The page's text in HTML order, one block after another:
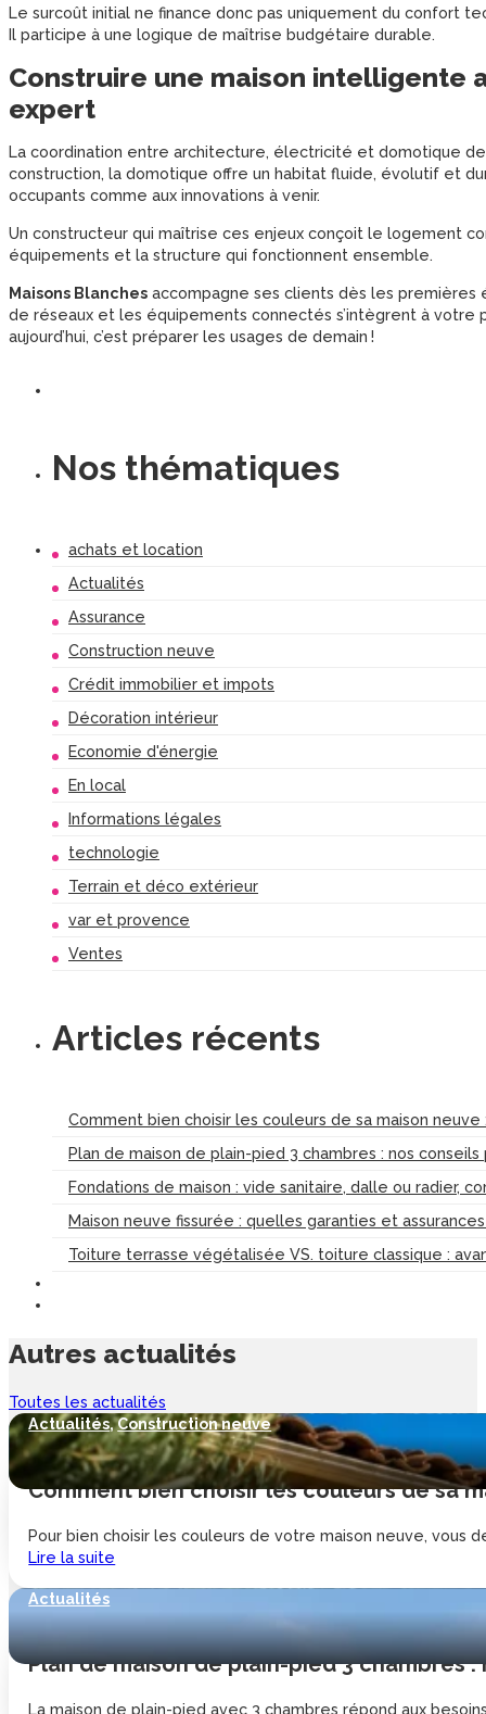
Le surcoût initial ne finance donc pas uniquement du confort
Il participe à une logique de maîtrise budgétaire durable.
Construire une maison intelligente
expert
La coordination entre architecture, électricité et domotique
construction, la domotique offre un habitat fluide, évolutif et
occupants comme aux innovations à venir.
Un constructeur qui maîtrise ces enjeux conçoit le logement
équipements et la structure qui fonctionnent ensemble.
Maisons Blanches accompagne ses clients dès les premières
de réseaux et les équipements connectés s’intègrent à votre
aujourd’hui, c’est préparer les usages de demain !
Nos thématiques
achats et location
Actualités
Assurance
Construction neuve
Crédit immobilier et impots
Décoration intérieur
Economie d'énergie
En local
Informations légales
technologie
Terrain et déco extérieur
var et provence
Ventes
Articles récents
Comment bien choisir les couleurs de sa maison
Plan de maison de plain-pied 3 chambres : nos
Fondations de maison : vide sanitaire, dalle ou radier,
Maison neuve fissurée : quelles garanties et
Toiture terrasse végétalisée VS. toiture classique :
Autres actualités
Toutes les actualités
Actualités,Construction neuve
Comment bien choisir les couleurs de sa
Pour bien choisir les couleurs de votre maison neuve, vous
Lire la suite
Actualités
Plan de maison de plain-pied 3 chambres
La maison de plain-pied avec 3 chambres répond aux